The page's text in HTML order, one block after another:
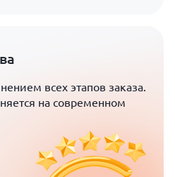
всех этапов заказа.
на современном